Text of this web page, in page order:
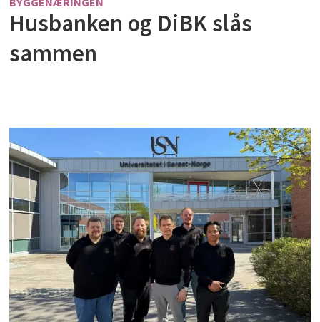
Husbanken og DiBK slås
sammen